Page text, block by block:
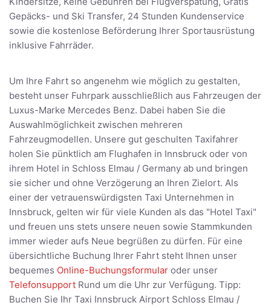
Gepäcks- und Ski Transfer, 24 Stunden Kundenservice
sowie die kostenlose Beförderung Ihrer Sportausrüstung
inklusive Fahrräder.
Um Ihre Fahrt so angenehm wie möglich zu gestalten,
besteht unser Fuhrpark ausschließlich aus Fahrzeugen der
Luxus-Marke Mercedes Benz. Dabei haben Sie die
Auswahlmöglichkeit zwischen mehreren
Fahrzeugmodellen. Unsere gut geschulten Taxifahrer
holen Sie pünktlich am Flughafen in Innsbruck oder von
ihrem Hotel in Schloss Elmau / Germany ab und bringen
sie sicher und ohne Verzögerung an Ihren Zielort. Als
einer der vetrauenswürdigsten Taxi Unternehmen in
Innsbruck, gelten wir für viele Kunden als das "Hotel Taxi"
und freuen uns stets unsere neuen sowie Stammkunden
immer wieder aufs Neue begrüßen zu dürfen. Für eine
übersichtliche Buchung Ihrer Fahrt steht Ihnen unser
bequemes Online-Buchungsformular oder unser
Telefonsupport Rund um die Uhr zur Verfügung. Tipp:
Buchen Sie Ihr Taxi Innsbruck Airport Schloss Elmau /